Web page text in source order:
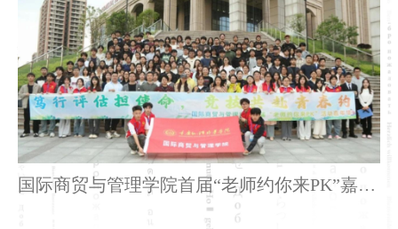
国际商贸与管理学院首届“老师约你来PK”嘉年